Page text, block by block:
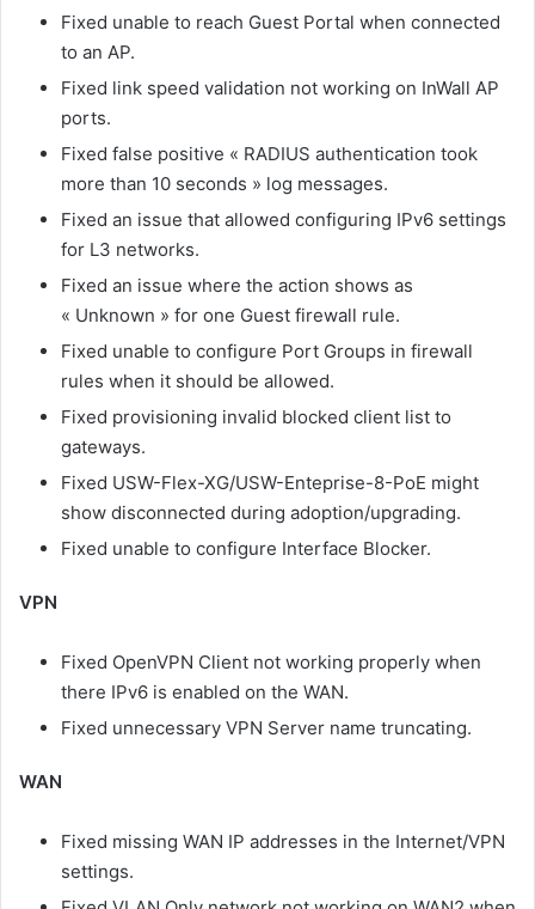
Fixed unable to reach Guest Portal when connected
to an AP.
Fixed link speed validation not working on InWall AP
ports.
Fixed false positive « RADIUS authentication took
more than 10 seconds » log messages.
Fixed an issue that allowed configuring IPv6 settings
for L3 networks.
Fixed an issue where the action shows as
« Unknown » for one Guest firewall rule.
Fixed unable to configure Port Groups in firewall
rules when it should be allowed.
Fixed provisioning invalid blocked client list to
gateways.
Fixed USW-Flex-XG/USW-Enteprise-8-PoE might
show disconnected during adoption/upgrading.
Fixed unable to configure Interface Blocker.
VPN
Fixed OpenVPN Client not working properly when
there IPv6 is enabled on the WAN.
Fixed unnecessary VPN Server name truncating.
WAN
Fixed missing WAN IP addresses in the Internet/VPN
settings.